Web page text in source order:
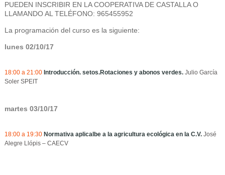
PUEDEN INSCRIBIR EN LA COOPERATIVA DE CASTALLA O
LLAMANDO AL TELÉFONO: 965455952
La programación del curso es la siguiente:
lunes 02/10/17
18:00 a 21:00 Introducción. setos.Rotaciones y abonos verdes. Julio García
Soler SPEIT
martes 03/10/17
18:00 a 19:30 Normativa aplicalbe a la agricultura ecológica en la C.V. José
Alegre Llópis – CAECV